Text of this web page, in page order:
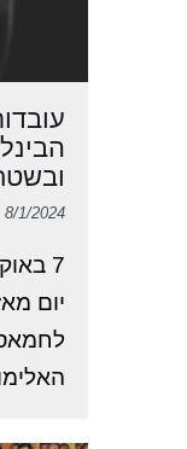
8/1/2024
יום
לחמאס